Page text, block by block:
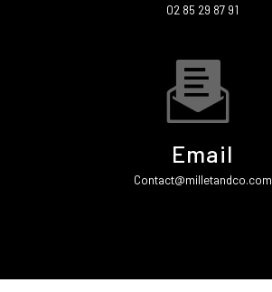
02 85 29 87 91
Email
contact@milletandco.com